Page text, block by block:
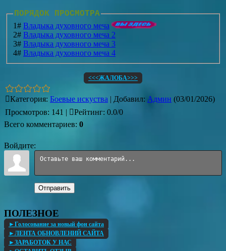
ПОРЯДОК ПРОСМОТРА
1# Владыка духовного меча
2# Владыка духовного меча 2
3# Владыка духовного меча 3
4# Владыка духовного меча 4
<<<ЖАЛОБА>>>
Категория: Боевые искуства | Добавил: Админ (03/01/2026)
Просмотров: 141 | Рейтинг: 0.0/0
Всего комментариев: 0
Войдите:
Отправить
ПОЛЕЗНОЕ
►Голосование за новый фон сайта
►ЛЕНТА ОБНОВЛЕНИЙ САЙТА
►ЗАРАБОТОК У НАС